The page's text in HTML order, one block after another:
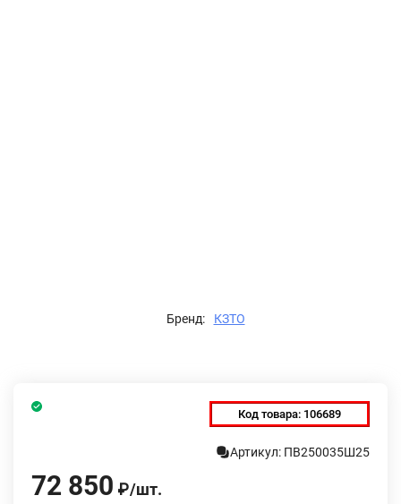
Бренд: КЗТО
Код товара: 106689
Артикул: ПВ250035Ш25
72 850 ₽/шт.